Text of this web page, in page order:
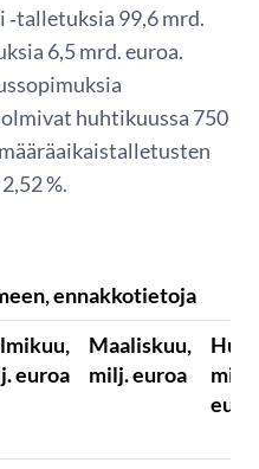
99,6 mrd.
6,5 mrd. euroa.
huhtikuussa 750
%.
ennakkotietoja
euroa
Maaliskuu,
milj. euroa
milj.